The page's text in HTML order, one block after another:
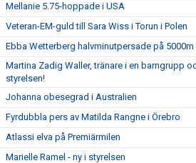
Mellanie 5.75-hoppade i USA
Veteran-EM-guld till Sara Wiss i Torun i Polen
Ebba Wetterberg halvminutpersade på 5000m
Martina Zadig Waller, tränare i en barngrupp
styrelsen!
Johanna obesegrad i Australien
Fyrdubbla pers av Matilda Rangne i Örebro
Atlassi elva på Premiärmilen
Marielle Ramel - ny i styrelsen